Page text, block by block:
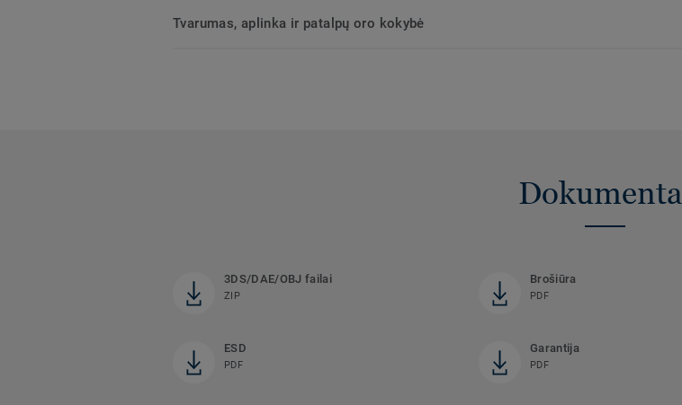
Tvarumas, aplinka ir patalpų oro kokybė
3DS/DAE/OBJ failai
ZIP
Brošiūra
PDF
ESD
PDF
Garantija
PDF